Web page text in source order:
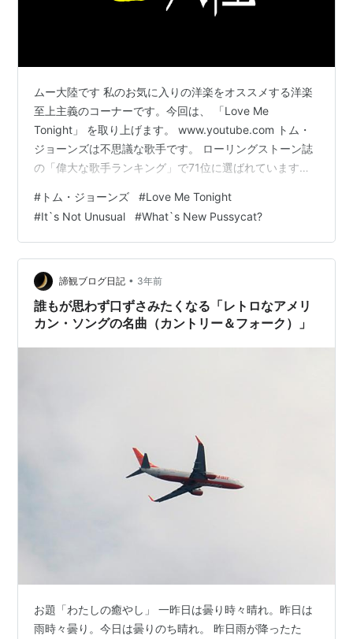
ムー大陸です 私のお気に入りの洋楽をオススメする洋楽
至上主義のコーナーです。今回は、 「Love Me
Tonight」 を取り上げます。 www.youtube.com トム・
ジョーンズは不思議な歌手です。 ローリングストーン誌
の「偉大な歌手ランキング」で71位に選ばれています
割り切れないところがあります。こうしてわざわざ取り
上げるくらいですから、私自身もトム・ジョーンズを敬
愛してるのですが、彼の特徴を挙げていくと、何やら悪
口を言っているようになるのです。 例えば、60年代から
70年代にかけて彼のステージ衣装はタキシードが主で、
コンサートより…
# トム・ジョーンズ #Love Me Tonight
#It`s Not Unusual #What`s New Pussycat?
諦観ブログ日記 • 3年前
誰もが思わず口ずさみたくなる「レトロなアメリ
カン・ソングの名曲（カントリー＆フォーク）」
お題「わたしの癒やし」 一昨日は曇り時々晴れ。昨日は
雨時々曇り。今日は曇りのち晴れ。 昨日雨が降ったた